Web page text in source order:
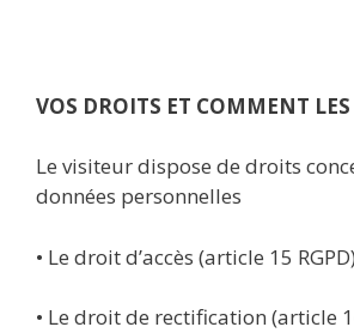
VOS DROITS ET COMMENT LES
Le visiteur dispose de droits
données personnelles
• Le droit d’accès (article 15 RGPD)
• Le droit de rectification (article